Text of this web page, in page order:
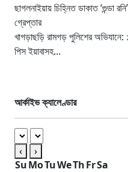
ছাগলনাইয়ায় চিহ্নিত ডাকাত ‘গুন্ডা রনি’
গ্রেপ্তার
খাগড়াছড়ি রামগড় পুলিশের অভিযানে:
পিস ইয়াবাসহ...
আর্কাইভ ক্যালেণ্ডার
‹
›
SuMoTuWeThFrSa